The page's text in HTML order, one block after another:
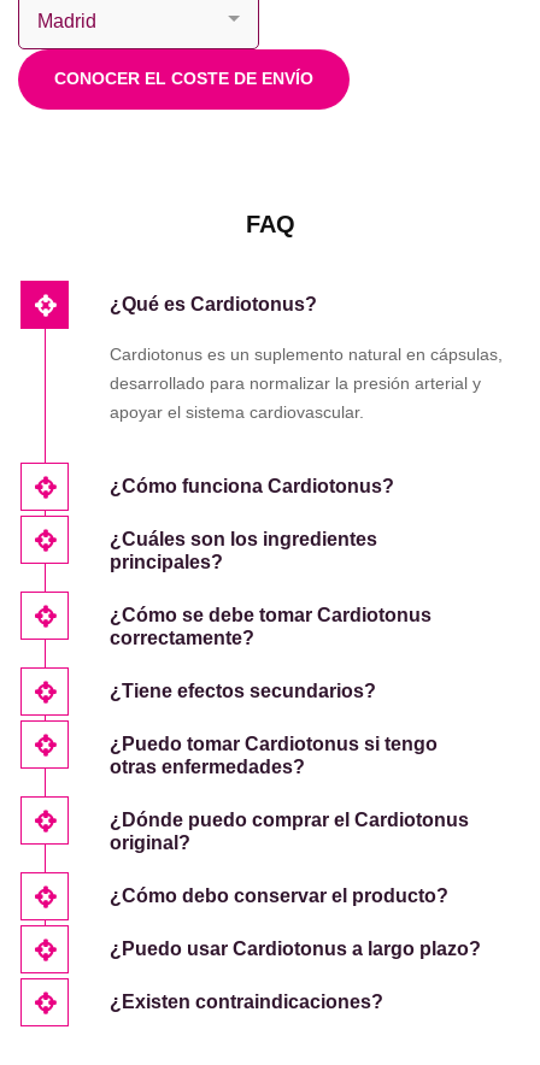
CONOCER EL COSTE DE ENVÍO
FAQ
¿Qué es Cardiotonus?
Cardiotonus es un suplemento natural en cápsulas,
desarrollado para normalizar la presión arterial y
apoyar el sistema cardiovascular.
¿Cómo funciona Cardiotonus?
¿Cuáles son los ingredientes
principales?
¿Cómo se debe tomar Cardiotonus
correctamente?
¿Tiene efectos secundarios?
¿Puedo tomar Cardiotonus si tengo
otras enfermedades?
¿Dónde puedo comprar el Cardiotonus
original?
¿Cómo debo conservar el producto?
¿Puedo usar Cardiotonus a largo plazo?
¿Existen contraindicaciones?